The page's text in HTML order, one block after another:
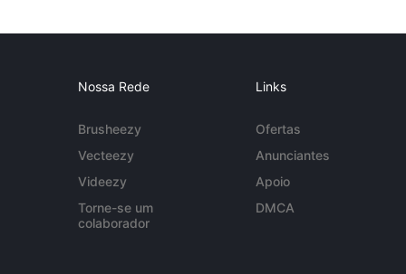
Nossa Rede
Brusheezy
Vecteezy
Videezy
Torne-se um
colaborador
Links
Ofertas
Anunciantes
Apoio
DMCA